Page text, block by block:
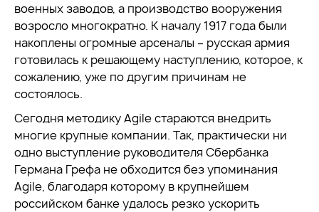
военных заводов, а производство вооружения
возросло многократно. К началу 1917 года были
накоплены огромные арсеналы – русская армия
готовилась к решающему наступлению, которое, к
сожалению, уже по другим причинам не
состоялось.
Сегодня методику Agile стараются внедрить
многие крупные компании. Так, практически ни
одно выступление руководителя Сбербанка
Германа Грефа не обходится без упоминания
Agile, благодаря которому в крупнейшем
российском банке удалось резко ускорить